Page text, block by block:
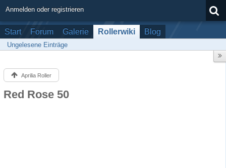
Anmelden oder registrieren
Start Forum Galerie Rollerwiki Blog
Ungelesene Einträge
Aprilia Roller
Red Rose 50